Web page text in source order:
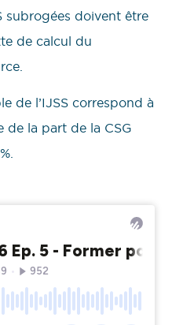
subrogées doivent être
de calcul du
de l’IJSS correspond à
de la part de la CSG